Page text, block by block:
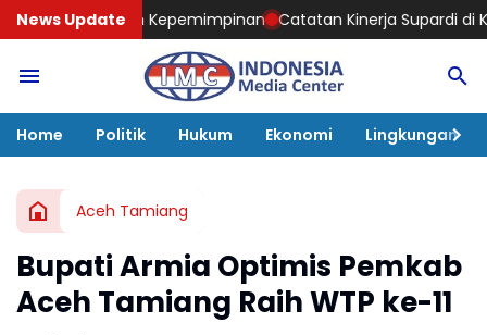
News Update Catatan Kinerja Supardi di Kaltim, Kini
Home Politik Hukum Ekonomi Lingkungan
Aceh Tamiang
Bupati Armia Optimis Pemkab
Aceh Tamiang Raih WTP ke-11